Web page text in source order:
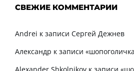
СВЕЖИЕ КОММЕНТАРИИ
Andrei к записи Сергей Дежнев
Александр к записи